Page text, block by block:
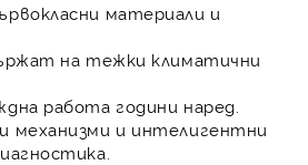
материали и
на тежки климатични
работа години наред
механизми и интелигентни